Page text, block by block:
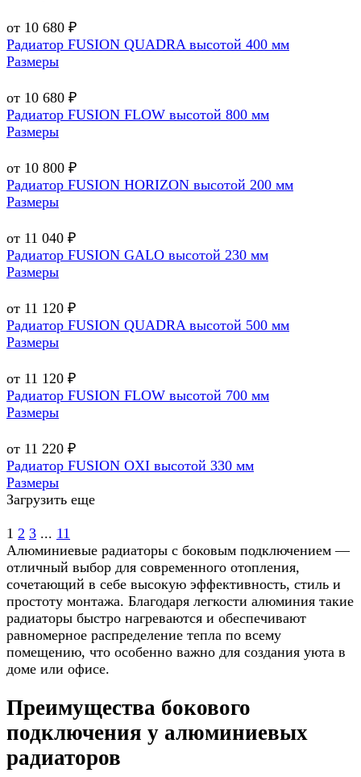
от 10 680 ₽
Радиатор FUSION QUADRA высотой 400 мм
Размеры
от 10 680 ₽
Радиатор FUSION FLOW высотой 800 мм
Размеры
от 10 800 ₽
Радиатор FUSION HORIZON высотой 200 мм
Размеры
от 11 040 ₽
Радиатор FUSION GALO высотой 230 мм
Размеры
от 11 120 ₽
Радиатор FUSION QUADRA высотой 500 мм
Размеры
от 11 120 ₽
Радиатор FUSION FLOW высотой 700 мм
Размеры
от 11 220 ₽
Радиатор FUSION OXI высотой 330 мм
Размеры
Загрузить еще
1 2 3 ... 11
Алюминиевые радиаторы с боковым подключением —
отличный выбор для современного отопления,
сочетающий в себе высокую эффективность, стиль и
простоту монтажа. Благодаря легкости алюминия такие
радиаторы быстро нагреваются и обеспечивают
равномерное распределение тепла по всему
помещению, что особенно важно для создания уюта в
доме или офисе.
Преимущества бокового
подключения у алюминиевых
радиаторов